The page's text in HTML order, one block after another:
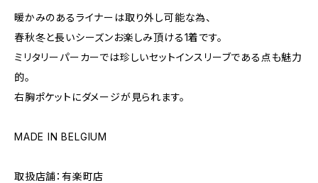
暖かみのあるライナーは取り外し可能な為、
春秋冬と長いシーズンお楽しみ頂ける1着です。
ミリタリーパーカーでは珍しいセットインスリーブである点も魅力
的。
右胸ポケットにダメージが見られます。
MADE IN BELGIUM
取扱店舗：有楽町店